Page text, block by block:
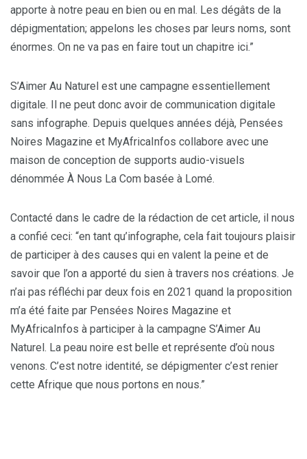
apporte à notre peau en bien ou en mal. Les dégâts de la
dépigmentation; appelons les choses par leurs noms, sont
énormes. On ne va pas en faire tout un chapitre ici.”
S’Aimer Au Naturel est une campagne essentiellement
digitale. Il ne peut donc avoir de communication digitale
sans infographe. Depuis quelques années déjà, Pensées
Noires Magazine et MyAfricaInfos collabore avec une
maison de conception de supports audio-visuels
dénommée À Nous La Com basée à Lomé.
Contacté dans le cadre de la rédaction de cet article, il nous
a confié ceci: “en tant qu’infographe, cela fait toujours plaisir
de participer à des causes qui en valent la peine et de
savoir que l’on a apporté du sien à travers nos créations. Je
n’ai pas réfléchi par deux fois en 2021 quand la proposition
m’a été faite par Pensées Noires Magazine et
MyAfricaInfos à participer à la campagne S’Aimer Au
Naturel. La peau noire est belle et représente d’où nous
venons. C’est notre identité, se dépigmenter c’est renier
cette Afrique que nous portons en nous.”